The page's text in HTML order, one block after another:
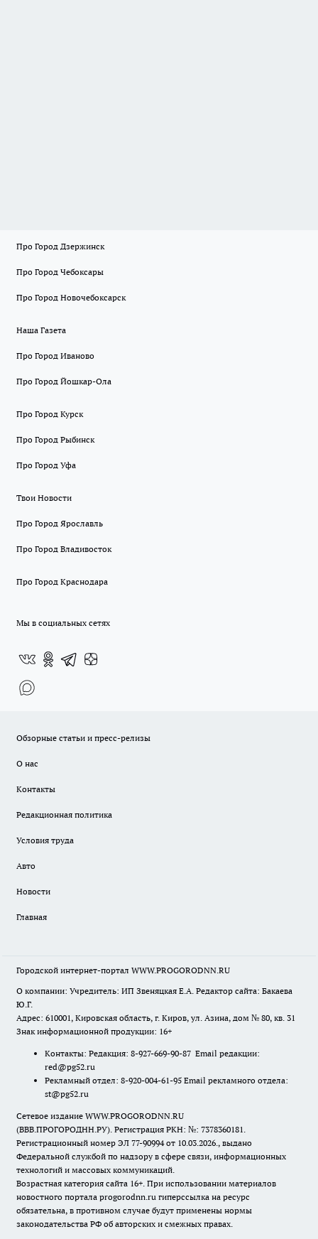
Про Город Дзержинск
Про Город Чебоксары
Про Город Новочебоксарск
Наша Газета
Про Город Иваново
Про Город Йошкар-Ола
Про Город Курск
Про Город Рыбинск
Про Город Уфа
Твои Новости
Про Город Ярославль
Про Город Владивосток
Про Город Краснодара
Мы в социальных сетях
Обзорные статьи и пресс-релизы
О нас
Контакты
Редакционная политика
Условия труда
Авто
Новости
Главная
Городской интернет-портал WWW.PROGORODNN.RU
О компании: Учредитель: ИП Звеняцкая Е.А. Редактор сайта: Бакаева
Ю.Г.
Адрес: 610001, Кировская область, г. Киров, ул. Азина, дом № 80, кв. 31
Знак информационной продукции: 16+
Контакты: Редакция: 8-927-669-90-87 Email редакции:
red@pg52.ru
Рекламный отдел: 8-920-004-61-95 Email рекламного отдела:
st@pg52.ru
Сетевое издание WWW.PROGORODNN.RU
(ВВВ.ПРОГОРОДНН.РУ). Регистрация РКН: №: 7378360181.
Регистрационный номер ЭЛ 77-90994 от 10.03.2026., выдано
Федеральной службой по надзору в сфере связи, информационных
технологий и массовых коммуникаций.
Возрастная категория сайта 16+. При использовании материалов
новостного портала progorodnn.ru гиперссылка на ресурс
обязательна, в противном случае будут применены нормы
законодательства РФ об авторских и смежных правах.